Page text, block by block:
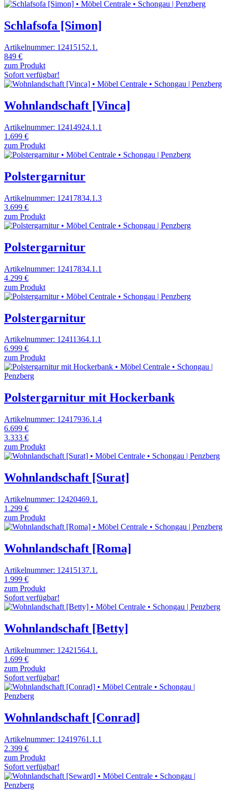
Schlafsofa [Simon]
Artikelnummer: 12415152.1.
849 €
zum Produkt
Sofort verfügbar!
Wohnlandschaft [Vinca]
Artikelnummer: 12414924.1.1
1.699 €
zum Produkt
Polstergarnitur
Artikelnummer: 12417834.1.3
3.699 €
zum Produkt
Polstergarnitur
Artikelnummer: 12417834.1.1
4.299 €
zum Produkt
Polstergarnitur
Artikelnummer: 12411364.1.1
6.999 €
zum Produkt
Polstergarnitur mit Hockerbank
Artikelnummer: 12417936.1.4
6.699 €
3.333 €
zum Produkt
Wohnlandschaft [Surat]
Artikelnummer: 12420469.1.
1.299 €
zum Produkt
Wohnlandschaft [Roma]
Artikelnummer: 12415137.1.
1.999 €
zum Produkt
Sofort verfügbar!
Wohnlandschaft [Betty]
Artikelnummer: 12421564.1.
1.699 €
zum Produkt
Sofort verfügbar!
Wohnlandschaft [Conrad]
Artikelnummer: 12419761.1.1
2.399 €
zum Produkt
Sofort verfügbar!